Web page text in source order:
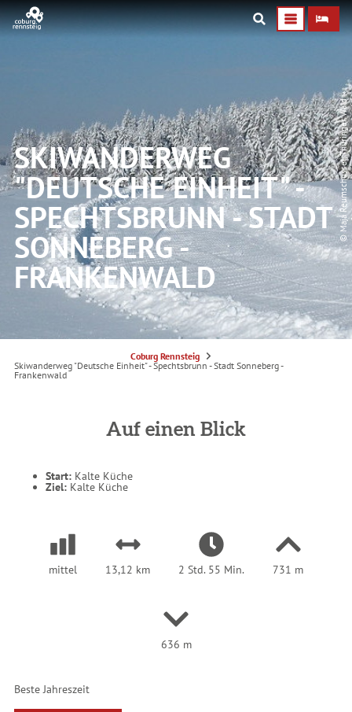
© Maja Reumschüssel, Thüringer Wald
SKIWANDERWEG
"DEUTSCHE EINHEIT" -
SPECHTSBRUNN - STADT
SONNEBERG -
FRANKENWALD
i
e
Coburg Rennsteig
Skiwanderweg "Deutsche Einheit" - Spechtsbrunn - Stadt Sonneberg -
Frankenwald
Auf einen Blick
Start: Kalte Küche
Ziel: Kalte Küche
mittel 13,12 km 2 Std. 55 Min. 731 m
636 m
Beste Jahreszeit